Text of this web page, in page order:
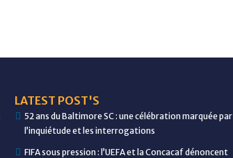
LATEST POST'S
52 ans du Baltimore SC : une célébration marquée par
l’inquiétude et les interrogations
FIFA sous pression : l’UEFA et la Concacaf dénoncent